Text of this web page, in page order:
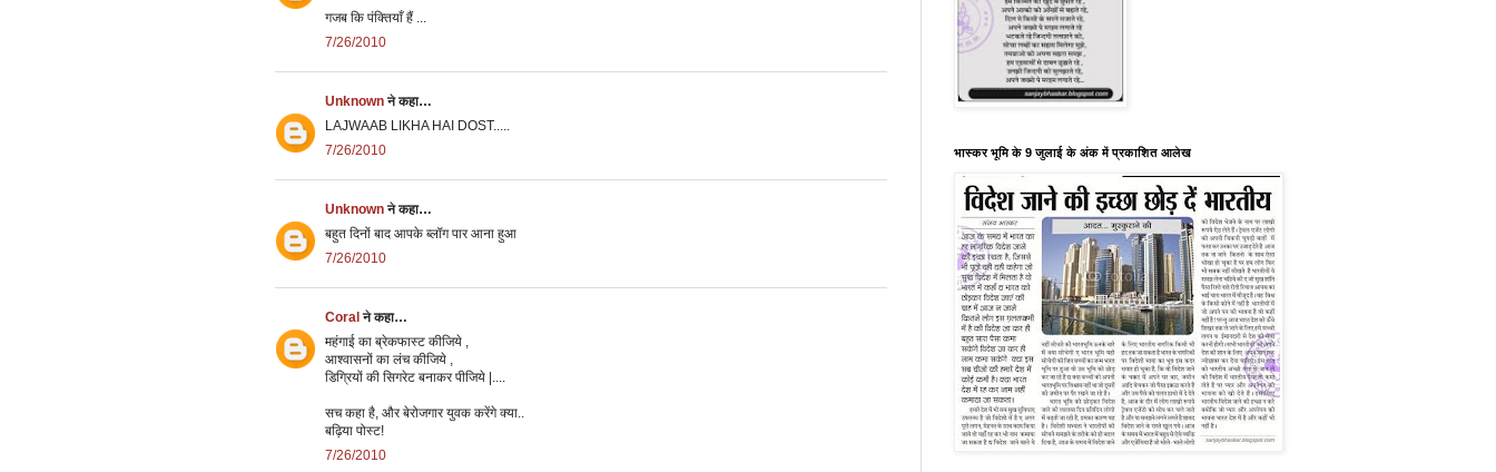
गजब कि पंक्तियाँ हैं ...
7/26/2010
Unknown ने कहा…
LAJWAAB LIKHA HAI DOST.....
7/26/2010
Unknown ने कहा…
बहुत दिनों बाद आपके ब्लॉग पार आना हुआ
7/26/2010
Coral ने कहा…
महंगाई का ब्रेकफास्ट कीजिये ,
आश्वासनों का लंच कीजिये ,
डिग्रियों की सिगरेट बनाकर पीजिये |....
सच कहा है, और बेरोजगार युवक करेंगे क्या..
बढ़िया पोस्ट!
7/26/2010
भास्कर भूमि के 9 जुलाई के अंक में प्रकाशित आलेख